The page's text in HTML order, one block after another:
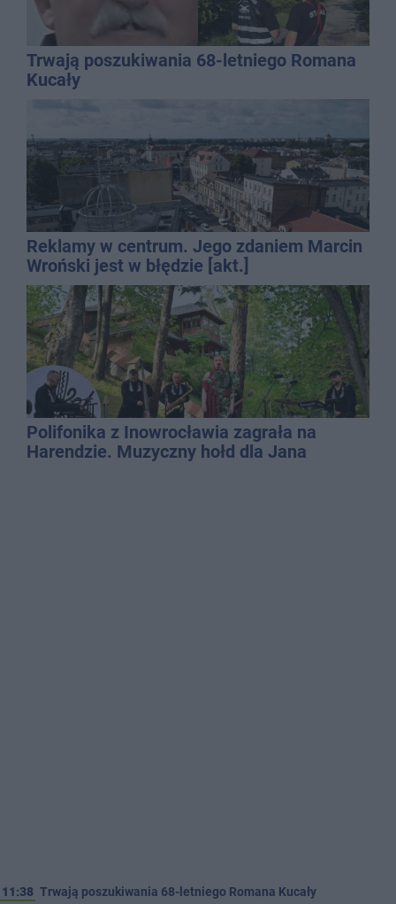
Trwają poszukiwania 68-letniego Romana
Kucały
Reklamy w centrum. Jego zdaniem Marcin
Wroński jest w błędzie [akt.]
Polifonika z Inowrocławia zagrała na
Harendzie. Muzyczny hołd dla Jana
11:38 Trwają poszukiwania 68-letniego Romana Kucały